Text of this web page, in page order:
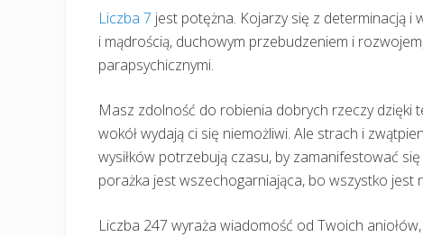
Liczba 7 jest potężna. Kojarzy się z determinacją i
i mądrością, duchowym przebudzeniem i
parapsychicznymi.
Masz zdolność do robienia dobrych rzeczy dzięki
wokół wydają ci się niemożliwi. Ale strach i
wysiłków potrzebują czasu, by zamanifestować
porażka jest wszechogarniająca, bo wszystko
Liczba 247 wyraża wiadomość od Twoich